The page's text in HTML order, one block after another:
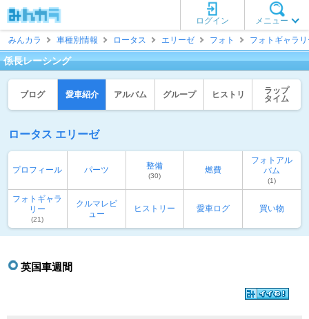
メニュー
ログイン
みんカラ
車種別情報 ロータス エリーゼ フォト フォトギャラ
係長レーシング
ブログ 愛車紹介 アルバム グループ ヒストリ
ラップ
タイム
ロータス エリーゼ
プロフィール パーツ 整備
(30)
燃費
フォトアル
バム
(1)
フォトギャラ
リー
(21)
クルマレビ
ュー
ヒストリー 愛車ログ 買い物
英国車週間